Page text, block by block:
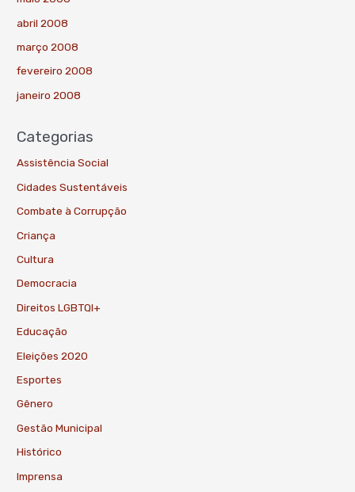
abril 2008
março 2008
fevereiro 2008
janeiro 2008
Categorias
Assistência Social
Cidades Sustentáveis
Combate à Corrupção
Criança
Cultura
Democracia
Direitos LGBTQI+
Educação
Eleições 2020
Esportes
Gênero
Gestão Municipal
Histórico
Imprensa